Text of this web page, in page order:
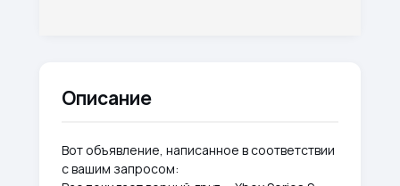
Описание
Вот объявление, написанное в соответствии
с вашим запросом: